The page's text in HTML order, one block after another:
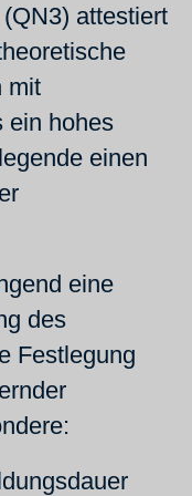
attestiert
mit
ein hohes
einen
eine
des
Festlegung